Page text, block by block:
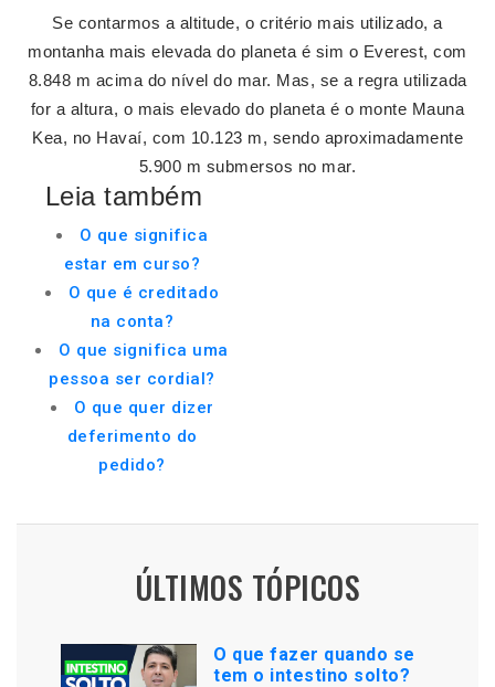
Se contarmos a altitude, o critério mais utilizado, a
montanha mais elevada do planeta é sim o Everest, com
8.848 m acima do nível do mar. Mas, se a regra utilizada
for a altura, o mais elevado do planeta é o monte Mauna
Kea, no Havaí, com 10.123 m, sendo aproximadamente
5.900 m submersos no mar.
Leia também
O que significa
estar em curso?
O que é creditado
na conta?
O que significa uma
pessoa ser cordial?
O que quer dizer
deferimento do
pedido?
ÚLTIMOS TÓPICOS
O que fazer quando se
tem o intestino solto?